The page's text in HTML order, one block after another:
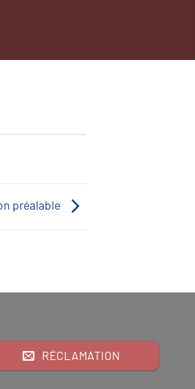
préalable
RÉCLAMATION